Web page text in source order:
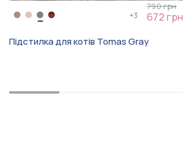
+3
790 грн
672 грн
Підстилка для котів Tomas Gray